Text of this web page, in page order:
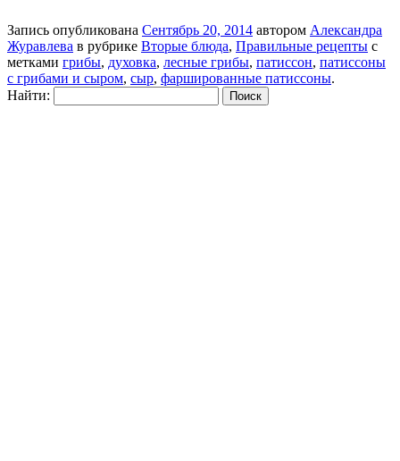
Запись опубликована Сентябрь 20, 2014 автором Александра
Журавлева в рубрике Вторые блюда, Правильные рецепты с
метками грибы, духовка, лесные грибы, патиссон, патиссоны
с грибами и сыром, сыр, фаршированные патиссоны.
Найти: